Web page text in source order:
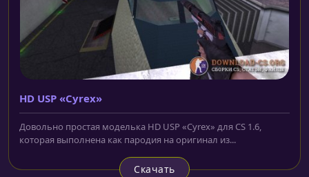
HD USP «Cyrex»
Довольно простая моделька HD USP «Cyrex» для CS 1.6,
которая выполнена как пародия на оригинал из...
Скачать